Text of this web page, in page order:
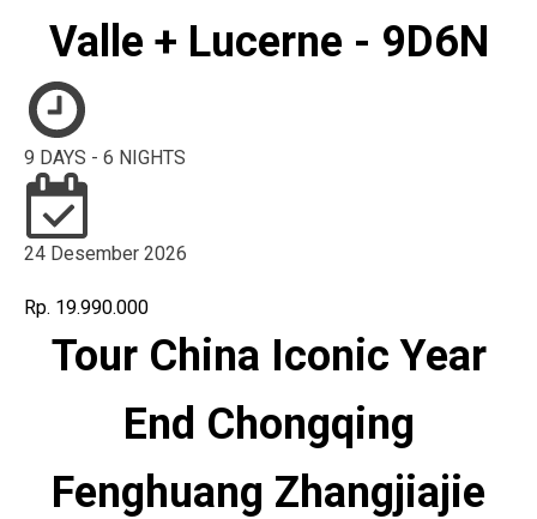
Valle + Lucerne - 9D6N
9 DAYS - 6 NIGHTS
24 Desember 2026
Rp. 19.990.000
Tour China Iconic Year
End Chongqing
Fenghuang Zhangjiajie